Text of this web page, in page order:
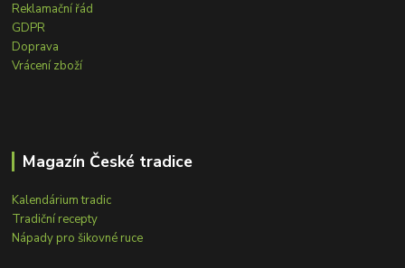
Reklamační řád
GDPR
Doprava
Vrácení zboží
Magazín České tradice
Kalendárium tradic
Tradiční recepty
Nápady pro šikovné ruce